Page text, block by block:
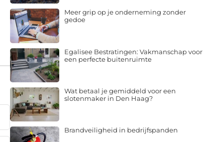
Meer grip op je onderneming zonder
gedoe
Egalisee Bestratingen: Vakmanschap voor
een perfecte buitenruimte
Wat betaal je gemiddeld voor een
slotenmaker in Den Haag?
Brandveiligheid in bedrijfspanden